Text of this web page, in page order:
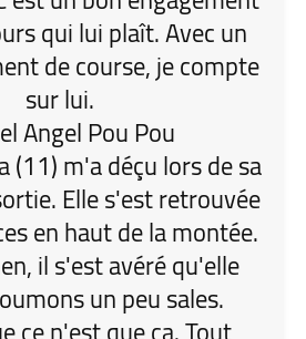
qui lui plaît. Avec un
de course, je compte
sur lui.
Angel Pou Pou
(11) m'a déçu lors de sa
Elle s'est retrouvée
en haut de la montée.
il s'est avéré qu'elle
un peu sales.